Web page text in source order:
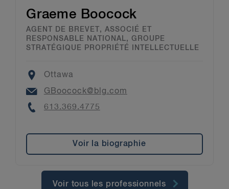
Graeme Boocock
AGENT DE BREVET, ASSOCIÉ ET
RESPONSABLE NATIONAL, GROUPE
STRATÉGIQUE PROPRIÉTÉ INTELLECTUELLE
Location
Ottawa
Email
GBoocock@blg.com
Phone
613.369.4775
Voir la biographie
Voir tous les professionnels